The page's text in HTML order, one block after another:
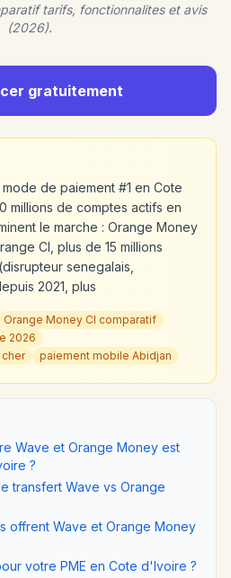
tarifs, fonctionnalites et avis
(2026).
gratuitement
de paiement #1 en Cote
millions de comptes actifs en
le marche : Orange Money
CI, plus de 15 millions
senegalais,
2021, plus
Orange Money CI comparatif
2026
paiement mobile Abidjan
Wave et Orange Money est
?
transfert Wave vs Orange
offrent Wave et Orange Money
votre PME en Cote d'Ivoire ?